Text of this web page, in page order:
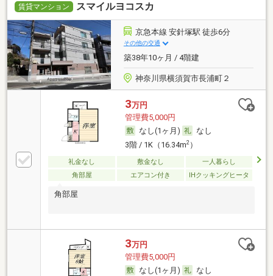
賃貸マンション スマイルヨコスカ
京急本線 安針塚駅 徒歩6分
その他の交通
築38年10ヶ月 / 4階建
神奈川県横須賀市長浦町２
3万円
管理費5,000円
なし(1ヶ月)
なし
3階 / 1K（16.34m2）
礼金なし 敷金なし
一人暮らし
角部屋
エアコン付き IHクッキングヒータ
角部屋
3万円
管理費5,000円
なし(1ヶ月)
なし